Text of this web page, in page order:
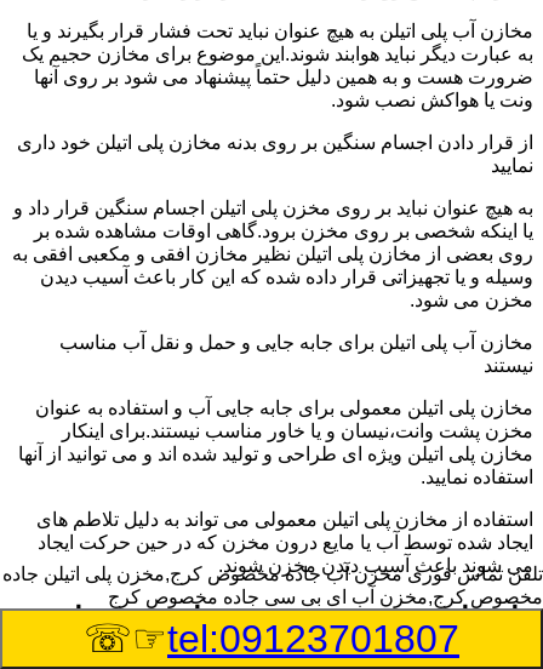
مخازن آب پلی اتیلن به هیچ عنوان نباید تحت فشار قرار بگیرند و یا
به عبارت دیگر نباید هوابند شوند.این موضوع برای مخازن حجیم یک
ضرورت هست و به همین دلیل حتماً پیشنهاد می شود بر روی آنها
ونت یا هواکش نصب شود.
از قرار دادن اجسام سنگین بر روی بدنه مخازن پلی اتیلن خود داری
نمایید
به هیچ عنوان نباید بر روی مخزن پلی اتیلن اجسام سنگین قرار داد و
یا اینکه شخصی بر روی مخزن برود.گاهی اوقات مشاهده شده بر
روی بعضی از مخازن پلی اتیلن نظیر مخازن افقی و مکعبی افقی به
وسیله و یا تجهیزاتی قرار داده شده که این کار باعث آسیب دیدن
مخزن می شود.
مخازن آب پلی اتیلن برای جابه جایی و حمل و نقل آب مناسب
نیستند
مخازن پلی اتیلن معمولی برای جابه جایی آب و استفاده به عنوان
مخزن پشت وانت،نیسان و یا خاور مناسب نیستند.برای اینکار
مخازن پلی اتیلن ویژه ای طراحی و تولید شده اند و می توانید از آنها
استفاده نمایید.
استفاده از مخازن پلی اتیلن معمولی می تواند به دلیل تلاطم های
ایجاد شده توسط آب یا مایع درون مخزن که در حین حرکت ایجاد
می شوند باعث آسیب دیدن مخزن شوند.
راهنمای خرید مخزن ذخیره اسید و مواد
شیمیایی خورنده در جاده مخصوص کرج
تلفن تماس فوریمخزن آب جاده مخصوص کرج,مخزن پلی اتیلن جاده
مخصوص کرج,مخزن آب ای بی سی جاده مخصوص کرج
tel:09123701807
☞☏